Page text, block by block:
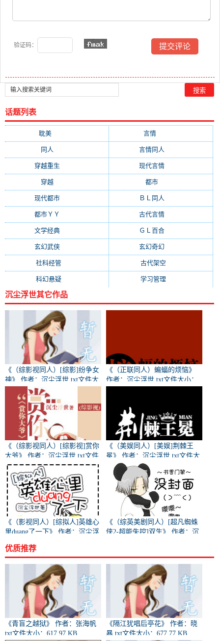
验证码：
话题列表
耽美 言情
同人 言情同人
穿越重生 现代言情(6218)
穿越(4547) 都市(4380)
现代都市(3471) ＢＬ同人
都市ＹＹ 古代言情(2004)
文学经典(1403) ＧＬ百合(1345)
玄幻武侠(1307) 玄幻奇幻
社科经管 古代架空
科幻悬疑 学习管理
沉尘浮世其它作品
《（综影视同人）[综影]纷争女
神》 作者：沉尘浮世 txt文件大
小：1.13 MB
《（正联同人）蝙蝠的烦恼》
作者：沉尘浮世 txt文件大小：
115.32 KB
《（综影视同人）[综影视]赏你
大爷》 作者：沉尘浮世 txt文件
大小：668.29 KB
《（美娱同人）[美娱]荆棘王
冕》 作者：沉尘浮世 txt文件大
小：2.05 MB
《（影视同人）[综拟人]英雄心
里duang了一下》 作者：沉尘浮
《（综英美剧同人）[超凡蜘蛛
侠2-超能失控]双生》 作者：沉
优质推荐
《青盲之越狱》 作者：张海帆
txt文件大小：617.97 KB
《隔江犹唱后亭花》 作者：晓
暴 txt文件大小：677.77 KB